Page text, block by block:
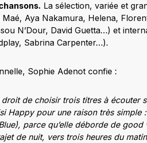
La sélection, variée et
Aya Nakamura, Helena,
N’Dour, David Guetta…) et
Sabrina Carpenter…).
Sophie Adenot confie :
droit de choisir trois titres à écouter
Happy pour une raison très simple
parce qu’elle déborde de good
de nuit, vers trois heures du